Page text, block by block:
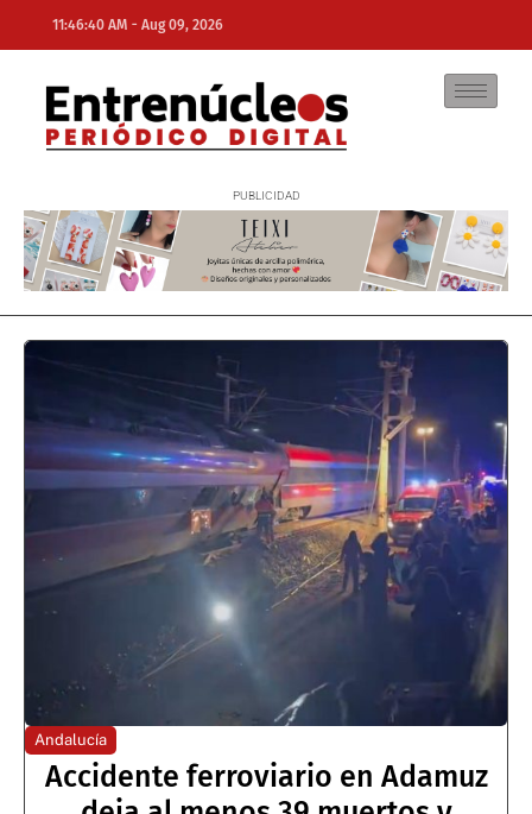
11:46:40 AM - Aug 09, 2026
NE
Andalucía
Accidente ferroviario en Adamuz